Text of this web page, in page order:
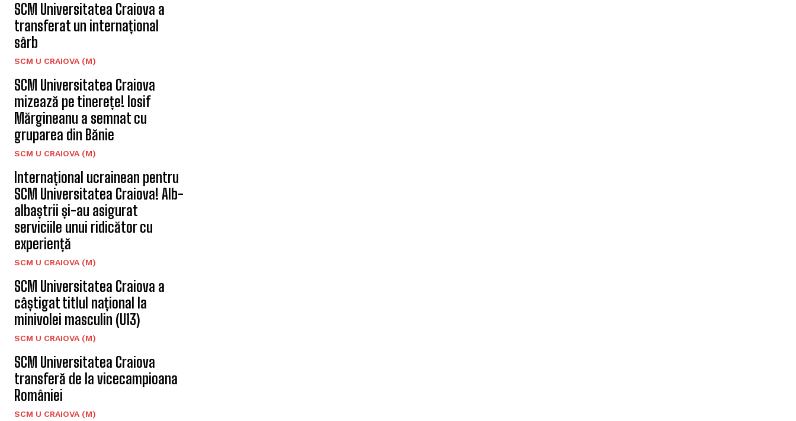
SCM Universitatea Craiova a
transferat un internațional
sârb
SCM U CRAIOVA (M)
SCM Universitatea Craiova
mizează pe tinerețe! Iosif
Mărgineanu a semnat cu
gruparea din Bănie
SCM U CRAIOVA (M)
Internațional ucrainean pentru
SCM Universitatea Craiova! Alb-
albaștrii și-au asigurat
serviciile unui ridicător cu
experiență
SCM U CRAIOVA (M)
SCM Universitatea Craiova a
câștigat titlul național la
minivolei masculin (U13)
SCM U CRAIOVA (M)
SCM Universitatea Craiova
transferă de la vicecampioana
României
SCM U CRAIOVA (M)